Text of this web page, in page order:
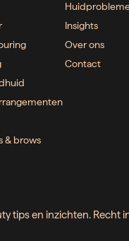
& brows
Insights
Over ons
Contact
tips en inzichten. Recht